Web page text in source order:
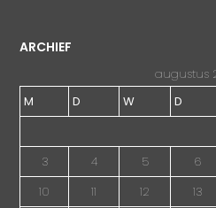
ARCHIEF
augustus
M
D W D
3
4 5 6
10
11 12 13